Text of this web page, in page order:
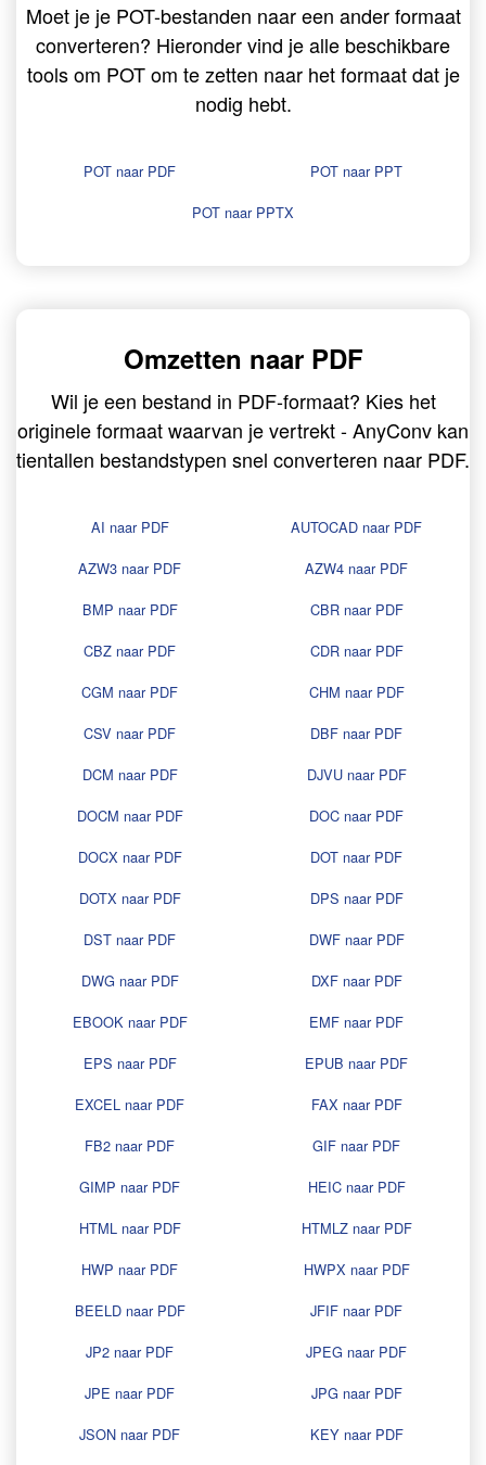
Moet je je POT-bestanden naar een ander formaat
converteren? Hieronder vind je alle beschikbare
tools om POT om te zetten naar het formaat dat je
nodig hebt.
POT naar PDF
POT naar PPT
POT naar PPTX
Omzetten naar PDF
Wil je een bestand in PDF-formaat? Kies het
originele formaat waarvan je vertrekt - AnyConv kan
tientallen bestandstypen snel converteren naar PDF.
AI naar PDF
AUTOCAD naar PDF
AZW3 naar PDF
AZW4 naar PDF
BMP naar PDF
CBR naar PDF
CBZ naar PDF
CDR naar PDF
CGM naar PDF
CHM naar PDF
CSV naar PDF
DBF naar PDF
DCM naar PDF
DJVU naar PDF
DOCM naar PDF
DOC naar PDF
DOCX naar PDF
DOT naar PDF
DOTX naar PDF
DPS naar PDF
DST naar PDF
DWF naar PDF
DWG naar PDF
DXF naar PDF
EBOOK naar PDF
EMF naar PDF
EPS naar PDF
EPUB naar PDF
EXCEL naar PDF
FAX naar PDF
FB2 naar PDF
GIF naar PDF
GIMP naar PDF
HEIC naar PDF
HTML naar PDF
HTMLZ naar PDF
HWP naar PDF
HWPX naar PDF
BEELD naar PDF
JFIF naar PDF
JP2 naar PDF
JPEG naar PDF
JPE naar PDF
JPG naar PDF
JSON naar PDF
KEY naar PDF